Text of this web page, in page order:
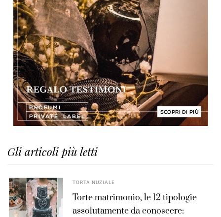
Gli articoli più letti
TORTA NUZIALE
Torte matrimonio, le 12 tipologie
assolutamente da conoscere: